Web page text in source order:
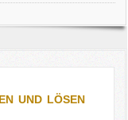
und lösen